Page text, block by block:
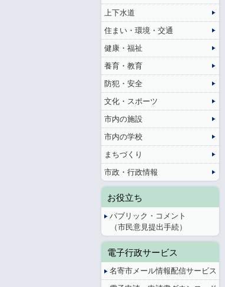
上下水道
住まい・環境・交通
健康・福祉
養育・教育
防犯・安全
文化・スポーツ
市内の施設
市内の学校
まちづくり
市政・行政情報
お役立ち
パブリック・コメント
（市民意見提出手続）
電子行政サービス
名寄市メール情報配信サービス